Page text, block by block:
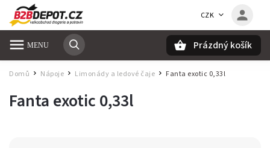
CZK
Prázdný košík
Domů / Nápoje / Limonády a ledové čaje / Fanta exotic 0,33l
Fanta exotic 0,33l